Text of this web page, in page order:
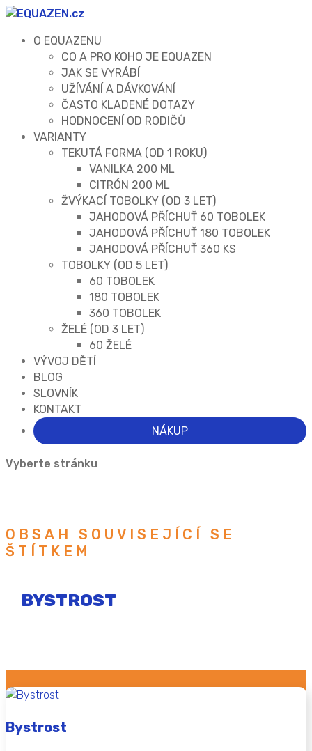
O EQUAZENU
CO A PRO KOHO JE EQUAZEN
JAK SE VYRÁBÍ
UŽÍVÁNÍ A DÁVKOVÁNÍ
ČASTO KLADENÉ DOTAZY
HODNOCENÍ OD RODIČŮ
VARIANTY
TEKUTÁ FORMA (OD 1 ROKU)
VANILKA 200 ML
CITRÓN 200 ML
ŽVÝKACÍ TOBOLKY (OD 3 LET)
JAHODOVÁ PŘÍCHUŤ 60 TOBOLEK
JAHODOVÁ PŘÍCHUŤ 180 TOBOLEK
JAHODOVÁ PŘÍCHUŤ 360 KS
TOBOLKY (OD 5 LET)
60 TOBOLEK
180 TOBOLEK
360 TOBOLEK
ŽELÉ (OD 3 LET)
60 ŽELÉ
VÝVOJ DĚTÍ
BLOG
SLOVNÍK
KONTAKT
NÁKUP
Vyberte stránku
OBSAH SOUVISEJÍCÍ SE
ŠTÍTKEM
BYSTROST
Bystrost